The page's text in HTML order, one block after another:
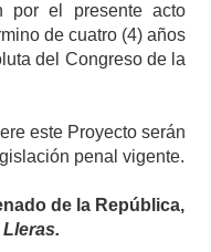
por el presente acto
de cuatro (4) años
del Congreso de la
este Proyecto serán
penal vigente.
de la República,